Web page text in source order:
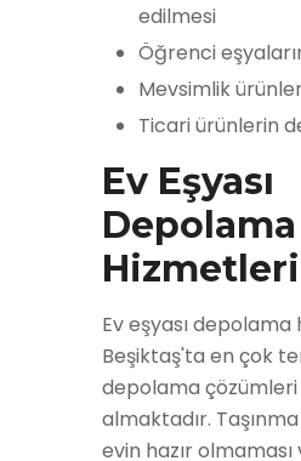
edilmesi
Öğrenci
Mevsimlik
Ticari ürünlerin
Ev Eşyası
Depolama
Hizmetleri
Ev eşyası
Beşiktaş'ta en çok
depolama çözümleri
almaktadır.
evin hazır